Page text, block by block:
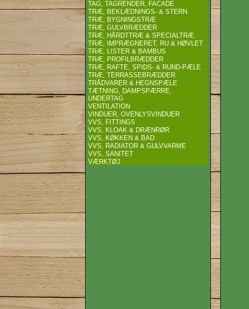
TAG, TAGRENDER, FACADE
TRÆ, BEKLÆDNINGS- & STERN
TRÆ, BYGNINGSTRÆ
TRÆ, GULVBRÆDDER
TRÆ, HÅRDTTRÆ & SPECIALTRÆ
TRÆ, IMPRÆGNERET, RU & HØVLET
TRÆ, LISTER & BAMBUS
TRÆ, PROFILBRÆDDER
TRÆ, RAFTE, SPIDS- & RUND-PÆLE
TRÆ, TERRASSEBRÆDDER
TRÅDVARER & HEGNSPÆLE
TÆTNING, DAMPSPÆRRE,
UNDERTAG
VENTILATION
VINDUER, OVENLYSVINDUER
VVS, FITTINGS
VVS, KLOAK & DRÆNRØR
VVS, KØKKEN & BAD
VVS, RADIATOR & GULVVARME
VVS, SANITET
VÆRKTØJ